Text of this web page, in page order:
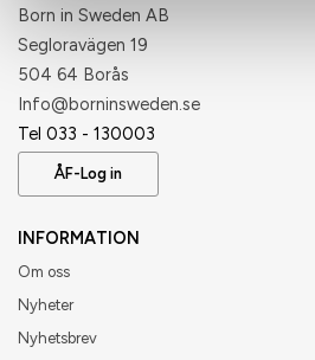
Born in Sweden AB
Segloravägen 19
504 64 Borås
​Info@borninsweden.se
Tel 033 - 130003
ÅF-Log in
INFORMATION
Om oss
Nyheter
Nyhetsbrev